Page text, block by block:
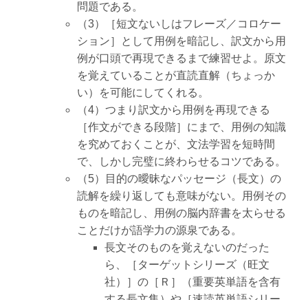
問題である。
（3）［短文ないしはフレーズ／コロケー
ション］として用例を暗記し、訳文から用
例が口頭で再現できるまで練習せよ。原文
を覚えていることが直読直解（ちょっか
い）を可能にしてくれる。
（4）つまり訳文から用例を再現できる
［作文ができる段階］にまで、用例の知識
を究めておくことが、文法学習を短時間
で、しかし完璧に終わらせるコツである。
（5）目的の曖昧なパッセージ（長文）の
読解を繰り返しても意味がない。用例その
ものを暗記し、用例の脳内辞書を太らせる
ことだけが語学力の源泉である。
長文そのものを覚えないのだった
ら、［ターゲットシリーズ（旺文
社）］の［Ｒ］（重要英単語を含有